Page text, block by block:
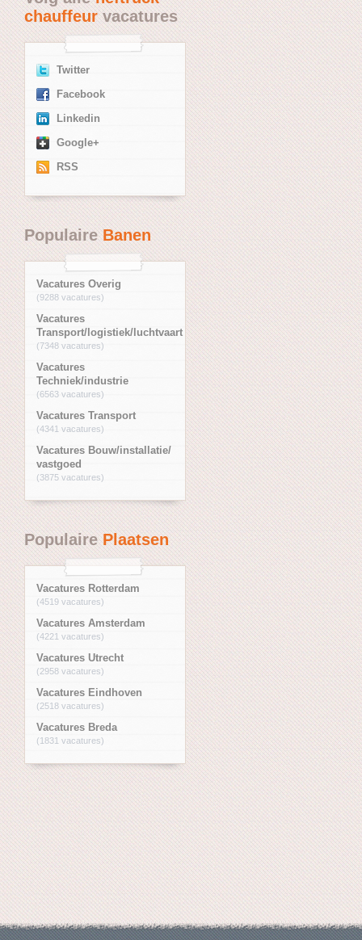
chauffeurvacatures
Twitter
Facebook
Linkedin
Google+
RSS
PopulaireBanen
Vacatures Overig
(9288 vacatures)
Vacatures
Transport/logistiek/luchtvaart
(7348 vacatures)
Vacatures
Techniek/industrie
(6563 vacatures)
Vacatures Transport
(4341 vacatures)
Vacatures Bouw/installatie/
vastgoed
(3875 vacatures)
PopulairePlaatsen
Vacatures Rotterdam
(4519 vacatures)
Vacatures Amsterdam
(4221 vacatures)
Vacatures Utrecht
(2958 vacatures)
Vacatures Eindhoven
(2518 vacatures)
Vacatures Breda
(1831 vacatures)